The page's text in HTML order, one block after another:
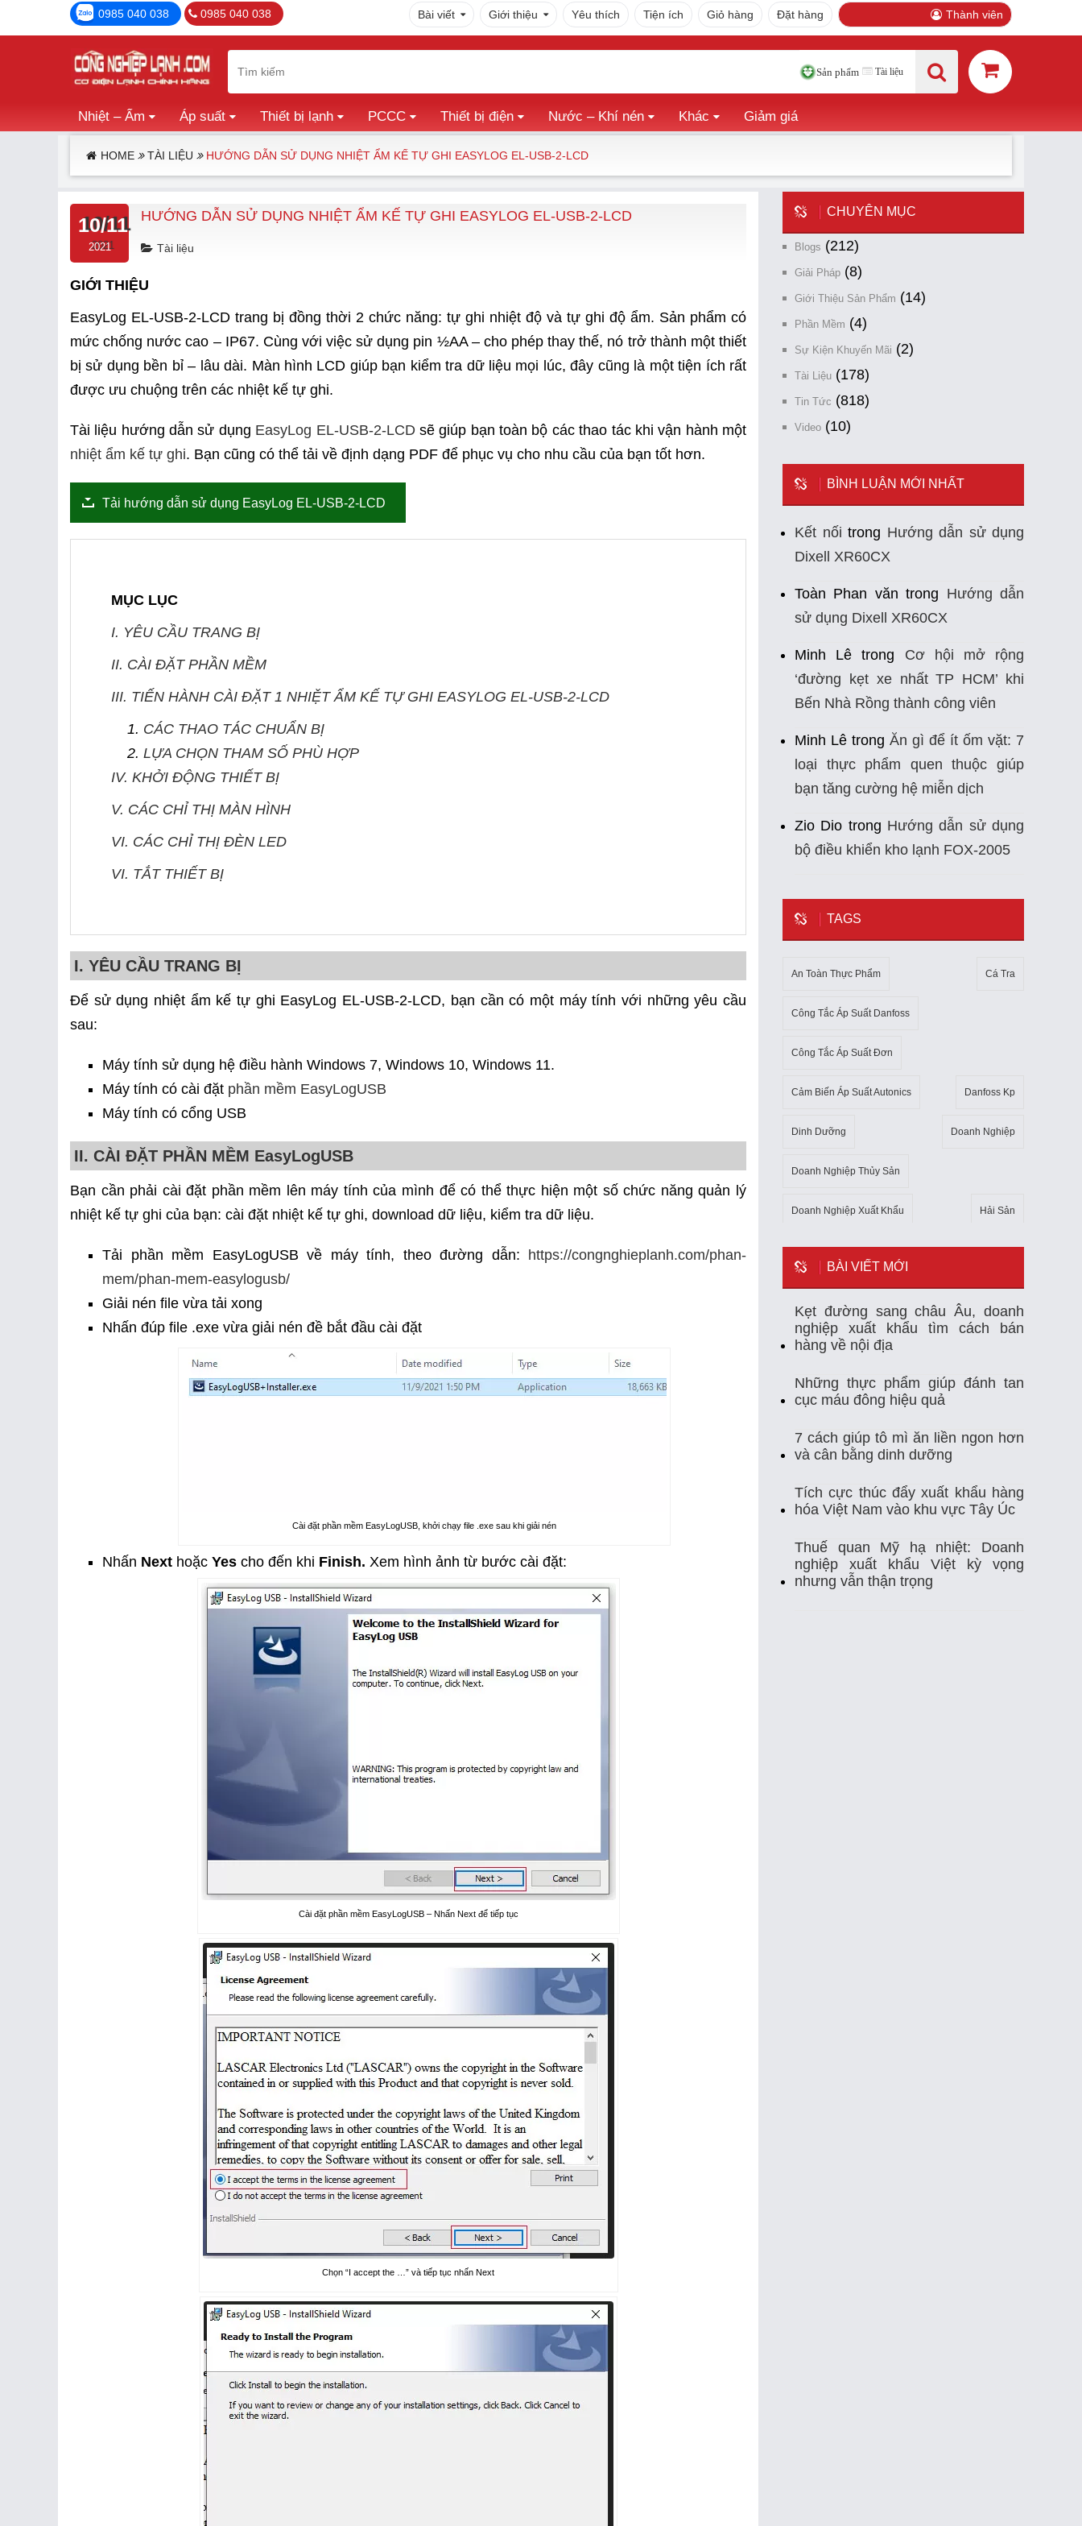
0985 040 038 0985 040 038 Bài viết Giới thiệu Yêu thích Tiện ích Giỏ hàng Đặt hàng Thành viên
Sản phẩm Tài liệu
Nhiệt – Ẩm Áp suất Thiết bị lạnh PCCC Thiết bị điện Nước – Khí nén Khác Giảm giá
HOME TÀI LIỆU HƯỚNG DẪN SỬ DỤNG NHIỆT ẨM KẾ TỰ GHI EASYLOG EL-USB-2-LCD
10/11
2021
HƯỚNG DẪN SỬ DỤNG NHIỆT ẨM KẾ TỰ GHI EASYLOG EL-USB-2-LCD
Tài liệu
GIỚI THIỆU
EasyLog EL-USB-2-LCD trang bị đồng thời 2 chức năng: tự ghi nhiệt độ và tự ghi độ ẩm. Sản phẩm có
mức chống nước cao – IP67. Cùng với việc sử dụng pin ½AA – cho phép thay thế, nó trở thành một thiết
bị sử dụng bền bỉ – lâu dài. Màn hình LCD giúp bạn kiểm tra dữ liệu mọi lúc, đây cũng là một tiện ích rất
được ưu chuộng trên các nhiệt kế tự ghi.
Tài liệu hướng dẫn sử dụng EasyLog EL-USB-2-LCD sẽ giúp bạn toàn bộ các thao tác khi vận hành một
nhiệt ẩm kế tự ghi. Bạn cũng có thể tải về định dạng PDF để phục vụ cho nhu cầu của bạn tốt hơn.
Tải hướng dẫn sử dụng EasyLog EL-USB-2-LCD
MỤC LỤC
I. YÊU CẦU TRANG BỊ
II. CÀI ĐẶT PHẦN MỀM
III. TIẾN HÀNH CÀI ĐẶT 1 NHIỆT ẨM KẾ TỰ GHI EASYLOG EL-USB-2-LCD
CÁC THAO TÁC CHUẨN BỊ
LỰA CHỌN THAM SỐ PHÙ HỢP
IV. KHỞI ĐỘNG THIẾT BỊ
V. CÁC CHỈ THỊ MÀN HÌNH
VI. CÁC CHỈ THỊ ĐÈN LED
VI. TẮT THIẾT BỊ
I. YÊU CẦU TRANG BỊ
Để sử dụng nhiệt ẩm kế tự ghi EasyLog EL-USB-2-LCD, bạn cần có một máy tính với những yêu cầu
sau:
Máy tính sử dụng hệ điều hành Windows 7, Windows 10, Windows 11.
Máy tính có cài đặt phần mềm EasyLogUSB
Máy tính có cổng USB
II. CÀI ĐẶT PHẦN MỀM EasyLogUSB
Bạn cần phải cài đặt phần mềm lên máy tính của mình để có thể thực hiện một số chức năng quản lý
nhiệt kế tự ghi của bạn: cài đặt nhiệt kế tự ghi, download dữ liệu, kiểm tra dữ liệu.
Tải phần mềm EasyLogUSB về máy tính, theo đường dẫn: https://congnghieplanh.com/phan-
mem/phan-mem-easylogusb/
Giải nén file vừa tải xong
Nhấn đúp file .exe vừa giải nén đề bắt đầu cài đặt
Cài đặt phần mềm EasyLogUSB, khởi chạy file .exe sau khi giải nén
Nhấn Next hoặc Yes cho đến khi Finish. Xem hình ảnh từ bước cài đặt:
Cài đặt phần mềm EasyLogUSB – Nhấn Next để tiếp tục
Chọn “I accept the …” và tiếp tục nhấn Next
CHUYÊN MỤC
Blogs (212)
Giải Pháp (8)
Giới Thiệu Sản Phẩm (14)
Phần Mềm (4)
Sự Kiện Khuyến Mãi (2)
Tài Liệu (178)
Tin Tức (818)
Video (10)
BÌNH LUẬN MỚI NHẤT
Kết nối trong Hướng dẫn sử dụng
Dixell XR60CX
Toàn Phan văn trong Hướng dẫn
sử dụng Dixell XR60CX
Minh Lê trong Cơ hội mở rộng
‘đường kẹt xe nhất TP HCM’ khi
Bến Nhà Rồng thành công viên
Minh Lê trong Ăn gì để ít ốm vặt: 7
loại thực phẩm quen thuộc giúp
bạn tăng cường hệ miễn dịch
Zio Dio trong Hướng dẫn sử dụng
bộ điều khiển kho lạnh FOX-2005
TAGS
An Toàn Thực Phẩm Cá Tra
Công Tắc Áp Suất Danfoss
Công Tắc Áp Suất Đơn
Cảm Biến Áp Suất Autonics Danfoss Kp
Dinh Dưỡng Doanh Nghiệp
Doanh Nghiệp Thủy Sản
Doanh Nghiệp Xuất Khẩu Hải Sản
Kho Lạnh Kim Ngạch Xuất Khẩu Mẹo
Mỹ Ngành Thủy Sản Nhiệt Kế Tự Ghi
Nhập Khẩu Nuôi Trồng Thủy Sản
Tempmate-M1 Theo Dõi Nhiệt Độ
Thị Trường Xuất Khẩu Thủy Sản
Thủy Sản Việt Nam Thủy Sản Xuất Khẩu
Tự Ghi Nhiệt Độ Vasep Việt Nam
BÀI VIẾT MỚI
Kẹt đường sang châu Âu, doanh
nghiệp xuất khẩu tìm cách bán
hàng về nội địa
Những thực phẩm giúp đánh tan
cục máu đông hiệu quả
7 cách giúp tô mì ăn liền ngon hơn
và cân bằng dinh dưỡng
Tích cực thúc đẩy xuất khẩu hàng
hóa Việt Nam vào khu vực Tây Úc
Thuế quan Mỹ hạ nhiệt: Doanh
nghiệp xuất khẩu Việt kỳ vọng
nhưng vẫn thận trọng